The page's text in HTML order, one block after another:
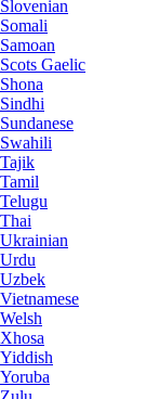
Slovenian
Somali
Samoan
Scots Gaelic
Shona
Sindhi
Sundanese
Swahili
Tajik
Tamil
Telugu
Thai
Ukrainian
Urdu
Uzbek
Vietnamese
Welsh
Xhosa
Yiddish
Yoruba